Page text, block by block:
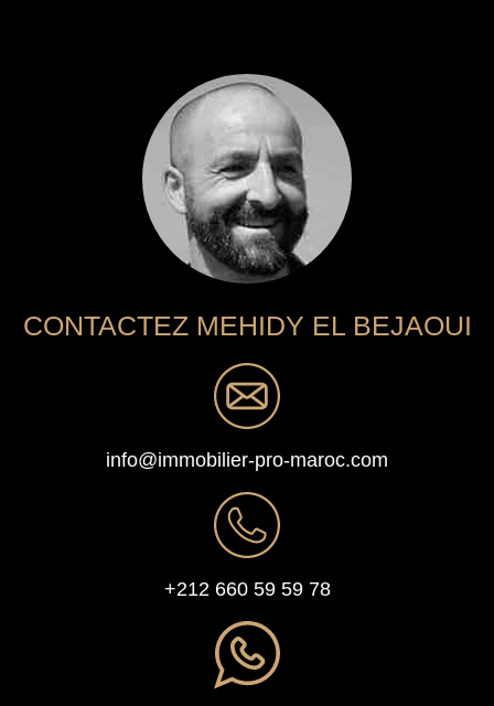
CONTACTEZ MEHIDY EL BEJAOUI
info@immobilier-pro-maroc.com
+212 660 59 59 78